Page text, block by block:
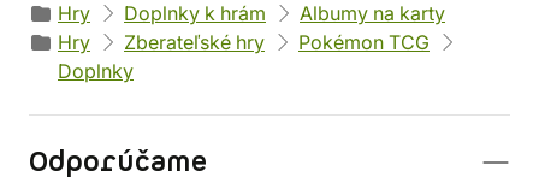
Hry
Doplnky k hrám
Albumy na karty
Hry
Zberateľské hry
Pokémon TCG
Doplnky
Odporúčame